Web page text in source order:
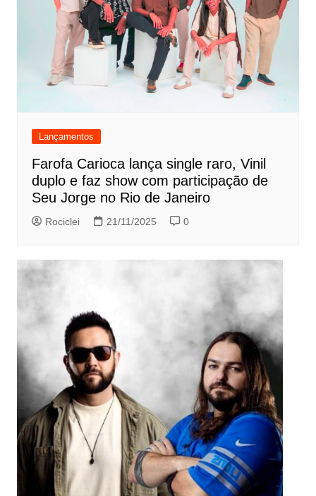
Lançamentos
Farofa Carioca lança single raro, Vinil
duplo e faz show com participação de
Seu Jorge no Rio de Janeiro
Rociclei 21/11/2025 0